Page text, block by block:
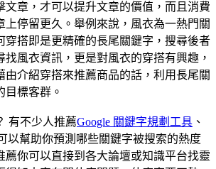
文章，才可以提升文章的價值，而且消費
上停留更久。舉例來說，風衣為一熱門關
穿搭即是更精確的長尾關鍵字，搜尋後者
找風衣資訊，更是對風衣的穿搭有興趣，
由介紹穿搭來推薦商品的話，利用長尾關
目標客群。
有不少人推薦Google 關鍵字規劃工具 、
以幫助你預測哪些關鍵字被搜索的熱度
薦你可以直接到各大論壇或知識平台找靈